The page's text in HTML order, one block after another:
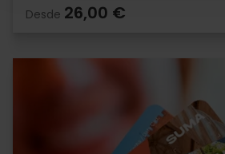
Desde 26,00 €